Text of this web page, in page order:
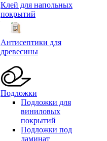
Клей для напольных
покрытий
Антисептики для
древесины
Подложки
Подложки для
виниловых
покрытий
Подложки под
ламинат